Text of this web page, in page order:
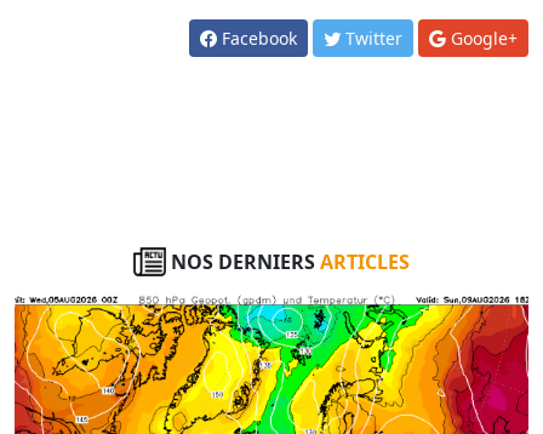
Facebook Twitter Google+
NOS DERNIERSARTICLES